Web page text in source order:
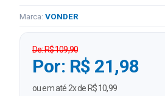
Marca: VONDER
De: R$ 109,90
Por: R$ 21,98
ou em até 2x de R$ 10,99